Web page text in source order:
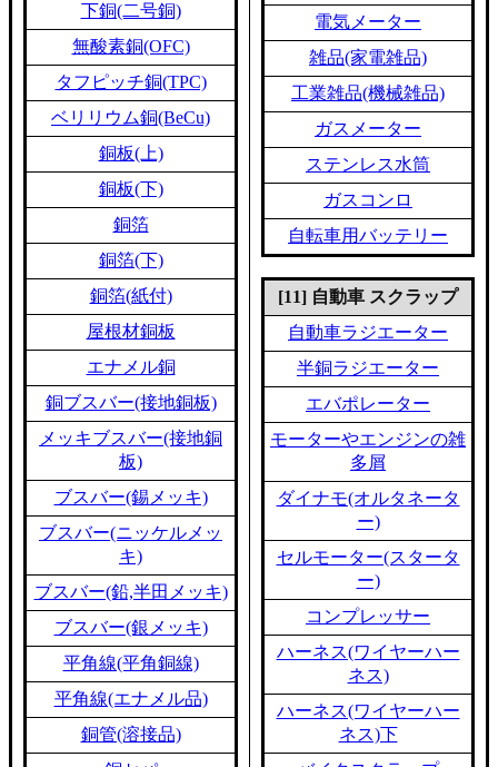
下銅(二号銅)
無酸素銅(OFC)
タフピッチ銅(TPC)
ベリリウム銅(BeCu)
銅板(上)
銅板(下)
銅箔
銅箔(下)
銅箔(紙付)
屋根材銅板
エナメル銅
銅ブスバー(接地銅板)
メッキブスバー(接地銅
板)
ブスバー(錫メッキ)
ブスバー(ニッケルメッ
キ)
ブスバー(鉛,半田メッキ)
ブスバー(銀メッキ)
平角線(平角銅線)
平角線(エナメル品)
銅管(溶接品)
電気メーター
雑品(家電雑品)
工業雑品(機械雑品)
ガスメーター
ステンレス水筒
ガスコンロ
自転車用バッテリー
[11] 自動車 スクラップ
自動車ラジエーター
半銅ラジエーター
エバポレーター
モーターやエンジンの雑
多屑
ダイナモ(オルタネータ
ー)
セルモーター(スタータ
ー)
コンプレッサー
ハーネス(ワイヤーハー
ネス)
ハーネス(ワイヤーハー
ネス)下